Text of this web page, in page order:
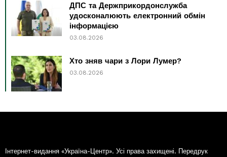
ДПС та Держприкордонслужба
удосконалюють електронний обмін
інформацією
03.08.2026
Хто зняв чари з Лори Лумер?
03.08.2026
Інтернет-видання «Україна-Центр». Усі права захищені. Передрук